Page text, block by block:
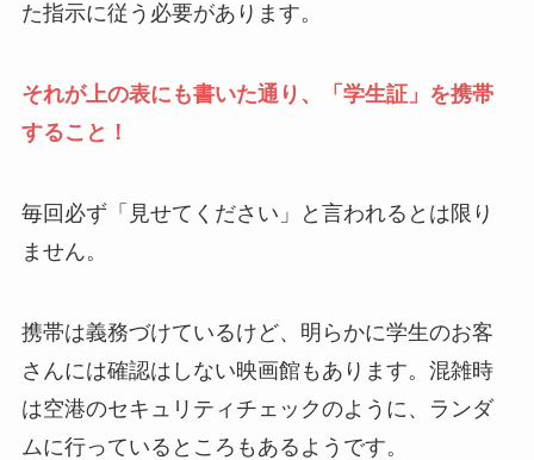
た指示に従う必要があります。
それが上の表にも書いた通り、「学生証」を携帯
すること！
毎回必ず「見せてください」と言われるとは限り
ません。
携帯は義務づけているけど、明らかに学生のお客
さんには確認はしない映画館もあります。混雑時
は空港のセキュリティチェックのように、ランダ
ムに行っているところもあるようです。